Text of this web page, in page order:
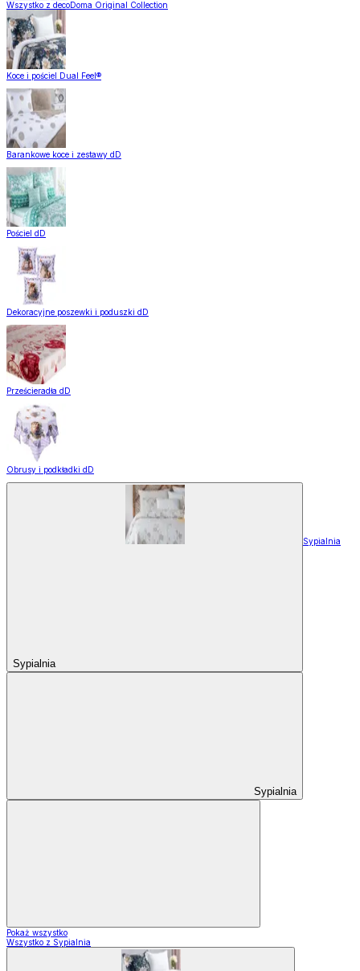
Wszystko z decoDoma Original Collection
Koce i pościel Dual Feel®
Barankowe koce i zestawy dD
Pościel dD
Dekoracyjne poszewki i poduszki dD
Prześcieradła dD
Obrusy i podkładki dD
Sypialnia
Sypialnia
Sypialnia
Pokaż wszystko
Wszystko z Sypialnia